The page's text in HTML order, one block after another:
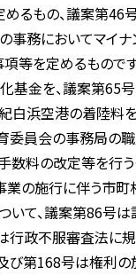
るもの、議案第
務においてマイナ
等を定めるものです
金を、議案第65
浜空港の着陸料を
員会の事務局の
料の改定等を行う
の施行に伴う市
て、議案第86号
行政不服審査法に
び第168号は権利